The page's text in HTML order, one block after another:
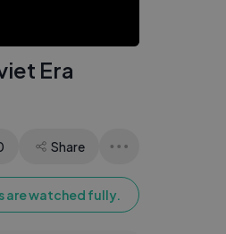
Era
Share
are watched fully.